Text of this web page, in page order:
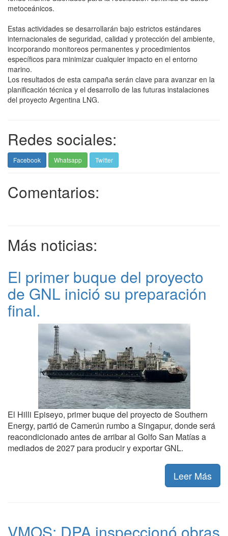
metoceánicos.
Estas actividades se desarrollarán bajo estrictos estándares
internacionales de seguridad, calidad y protección del ambiente,
incorporando monitoreos permanentes y procedimientos
específicos para minimizar cualquier impacto en el entorno
marino.
Los resultados de esta campaña serán clave para avanzar en la
planificación técnica y el desarrollo de las futuras instalaciones
del proyecto Argentina LNG.
Redes sociales:
Facebook Whatsapp Twitter
Comentarios:
Más noticias:
El primer buque del proyecto
de GNL inició su preparación
final.
El Hilli Episeyo, primer buque del proyecto de Southern
Energy, partió de Camerún rumbo a Singapur, donde será
reacondicionado antes de arribar al Golfo San Matías a
mediados de 2027 para producir y exportar GNL.
Leer Más
VMOS: DPA inspeccionó obras